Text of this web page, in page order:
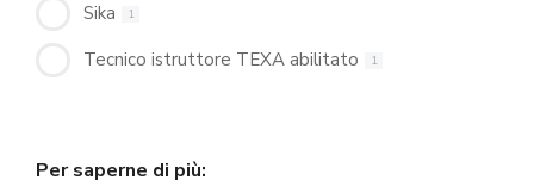
Sika 1
Tecnico istruttore TEXA abilitato 1
Per saperne di più: